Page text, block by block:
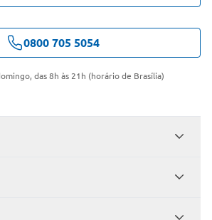
0800 705 5054
das 8h às 21h (horário de Brasília)